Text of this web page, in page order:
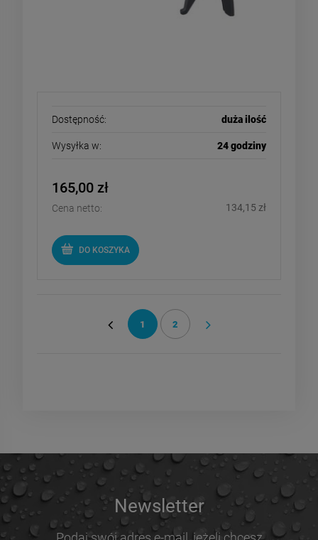
Dostępność: duża ilość
Wysyłka w: 24 godziny
165,00 zł
Cena netto: 134,15 zł
DO KOSZYKA
1 2
Newsletter